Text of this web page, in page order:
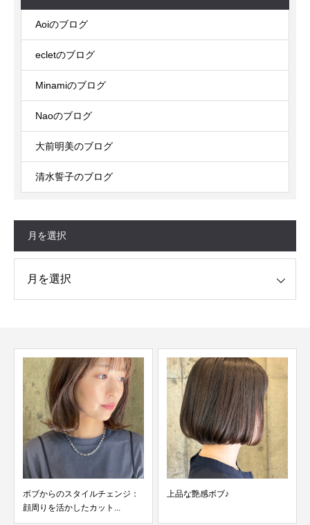
Aoiのブログ
ecletのブログ
Minamiのブログ
Naoのブログ
大前明美のブログ
清水誓子のブログ
月を選択
上品な艶感ボブ♪
伸ばし途中におすすめ＊顔まわ